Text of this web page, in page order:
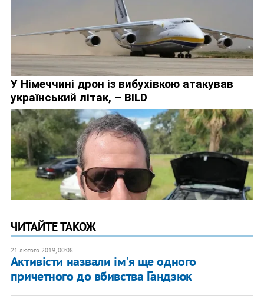
ЧИТАЙТЕ ТАКОЖ
21 лютого 2019, 00:08
Активісти назвали ім'я ще одного
причетного до вбивства Гандзюк